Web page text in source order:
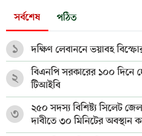
সর্বশেষ পঠিত
১ দক্ষিণ লেবাননে ভয়াবহ
২
বিএনপি সরকারের ১০০ দিনে
টিআইবি
৩
২৫০ সদস্য বিশিষ্ট্য সিলেট
দাবীতে ৩০ মিনিটের অবস্থান